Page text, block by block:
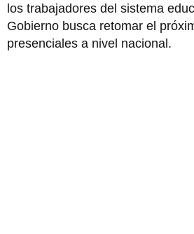
los trabajadores del sistema
Gobierno busca retomar el
presenciales a nivel nacional.